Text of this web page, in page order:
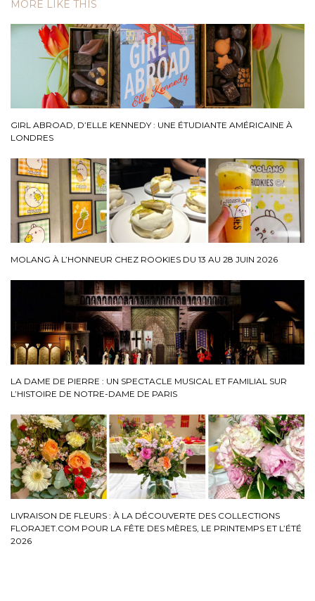
MORE LIKE THIS
GIRL ABROAD, D’ELLE KENNEDY : UNE ÉTUDIANTE AMÉRICAINE À
LONDRES
MOLANG À L’HONNEUR CHEZ ROOKIES DU 13 AU 28 JUIN 2026
LA DAME DE PIERRE : UN SPECTACLE MUSICAL ET FAMILIAL SUR
L’HISTOIRE DE NOTRE-DAME DE PARIS
LIVRAISON DE FLEURS : À LA DÉCOUVERTE DES COLLECTIONS
FLORAJET.COM POUR LA FÊTE DES MÈRES, LE PRINTEMPS ET L’ÉTÉ
2026